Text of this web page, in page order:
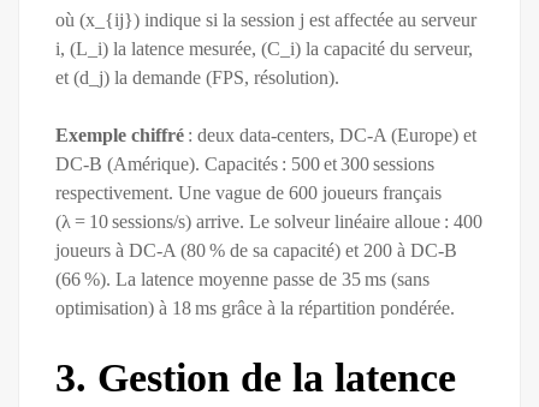
où (x_{ij}) indique si la session j est affectée au serveur
i, (L_i) la latence mesurée, (C_i) la capacité du serveur,
et (d_j) la demande (FPS, résolution).
Exemple chiffré : deux data‑centers, DC‑A (Europe) et
DC‑B (Amérique). Capacités : 500 et 300 sessions
respectivement. Une vague de 600 joueurs français
(λ = 10 sessions/s) arrive. Le solveur linéaire alloue : 400
joueurs à DC‑A (80 % de sa capacité) et 200 à DC‑B
(66 %). La latence moyenne passe de 35 ms (sans
optimisation) à 18 ms grâce à la répartition pondérée.
3. Gestion de la latence